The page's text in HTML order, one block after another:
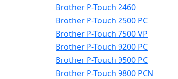
Brother P-Touch 2460
Brother P-Touch 2500 PC
Brother P-Touch 7500 VP
Brother P-Touch 9200 PC
Brother P-Touch 9500 PC
Brother P-Touch 9800 PCN